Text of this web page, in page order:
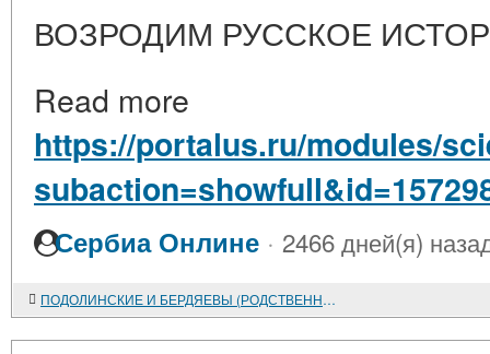
ВОЗРОДИМ РУССКОЕ
Read more
https://portalus.ru/modules/
Сербиа Онлине · 2466 дней(я)
ПОДОЛИНСКИЕ И БЕРДЯЕВЫ (РОДСТВЕННЫЕ СВЯЗИ)